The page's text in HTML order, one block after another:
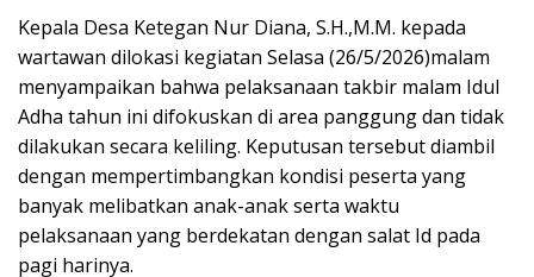
Kepala Desa Ketegan Nur Diana, S.H.,M.M. kepada
wartawan dilokasi kegiatan Selasa (26/5/2026)malam
menyampaikan bahwa pelaksanaan takbir malam Idul
Adha tahun ini difokuskan di area panggung dan tidak
dilakukan secara keliling. Keputusan tersebut diambil
dengan mempertimbangkan kondisi peserta yang
banyak melibatkan anak-anak serta waktu
pelaksanaan yang berdekatan dengan salat Id pada
pagi harinya.